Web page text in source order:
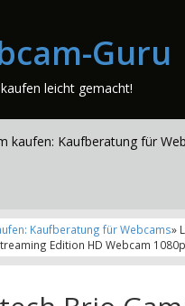
Guru
leicht gemacht!
kaufen: Kaufberatung für
Kaufberatung für Webcams»
Edition HD Webcam